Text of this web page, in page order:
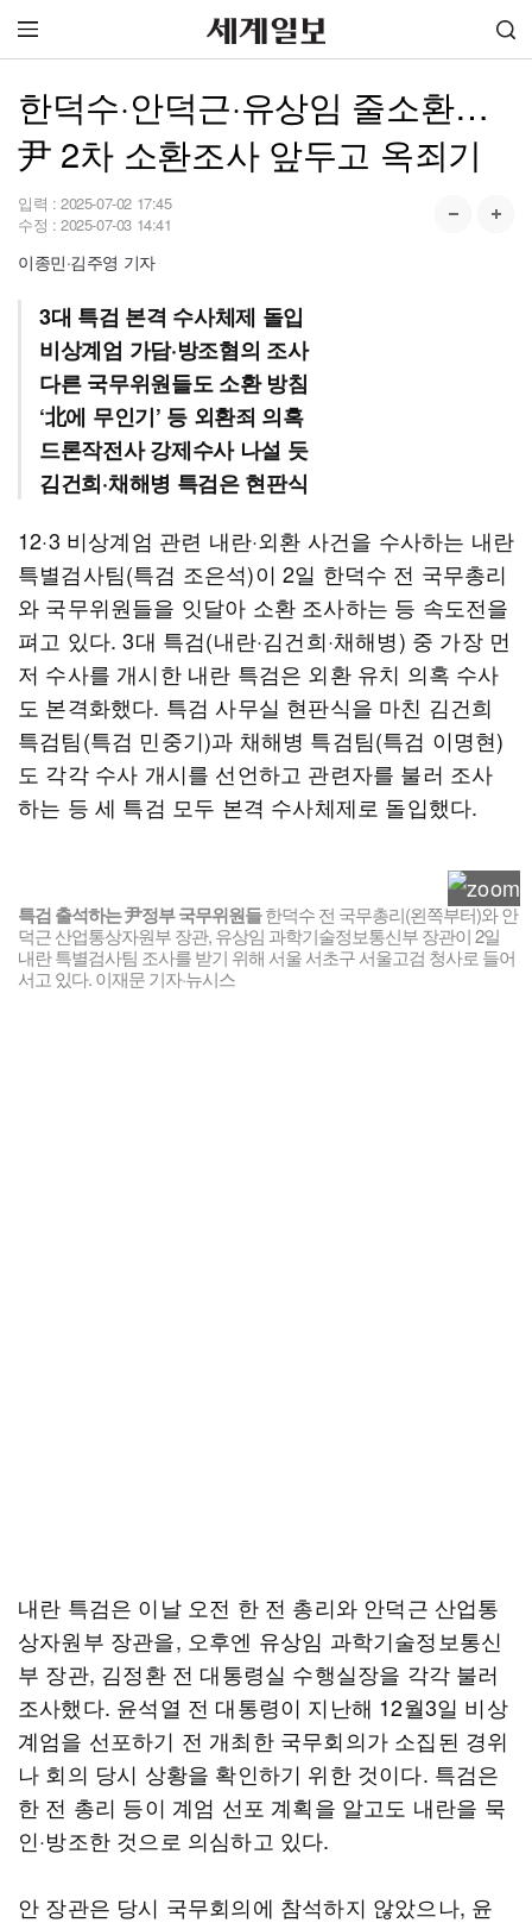
한덕수·안덕근·유상임 줄소환…
尹 2차 소환조사 앞두고 옥죄기
입력 : 2025-07-02 17:45
수정 : 2025-07-03 14:41
이종민·김주영 기자
3대 특검 본격 수사체제 돌입
비상계엄 가담·방조혐의 조사
다른 국무위원들도 소환 방침
‘北에 무인기’ 등 외환죄 의혹
드론작전사 강제수사 나설 듯
김건희·채해병 특검은 현판식
12·3 비상계엄 관련 내란·외환 사건을 수사하는 내란
특별검사팀(특검 조은석)이 2일 한덕수 전 국무총리
와 국무위원들을 잇달아 소환 조사하는 등 속도전을
펴고 있다. 3대 특검(내란·김건희·채해병) 중 가장 먼
저 수사를 개시한 내란 특검은 외환 유치 의혹 수사
도 본격화했다. 특검 사무실 현판식을 마친 김건희
특검팀(특검 민중기)과 채해병 특검팀(특검 이명현)
도 각각 수사 개시를 선언하고 관련자를 불러 조사
하는 등 세 특검 모두 본격 수사체제로 돌입했다.
특검 출석하는 尹정부 국무위원들한덕수 전 국무총리(왼쪽부터)와 안
덕근 산업통상자원부 장관, 유상임 과학기술정보통신부 장관이 2일
내란 특별검사팀 조사를 받기 위해 서울 서초구 서울고검 청사로 들어
서고 있다. 이재문 기자·뉴시스
내란 특검은 이날 오전 한 전 총리와 안덕근 산업통
상자원부 장관을, 오후엔 유상임 과학기술정보통신
부 장관, 김정환 전 대통령실 수행실장을 각각 불러
조사했다. 윤석열 전 대통령이 지난해 12월3일 비상
계엄을 선포하기 전 개최한 국무회의가 소집된 경위
나 회의 당시 상황을 확인하기 위한 것이다. 특검은
한 전 총리 등이 계엄 선포 계획을 알고도 내란을 묵
인·방조한 것으로 의심하고 있다.
안 장관은 당시 국무회의에 참석하지 않았으나, 윤